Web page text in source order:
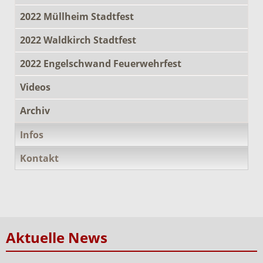
2022 Müllheim Stadtfest
2022 Waldkirch Stadtfest
2022 Engelschwand Feuerwehrfest
Videos
Archiv
Infos
Kontakt
Aktuelle News